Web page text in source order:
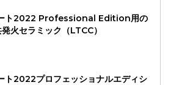
び地域分析、地域分析
ト2022 Professional Edition用の
火セラミック（LTCC）
ト2022プロフェッショナルエディシ